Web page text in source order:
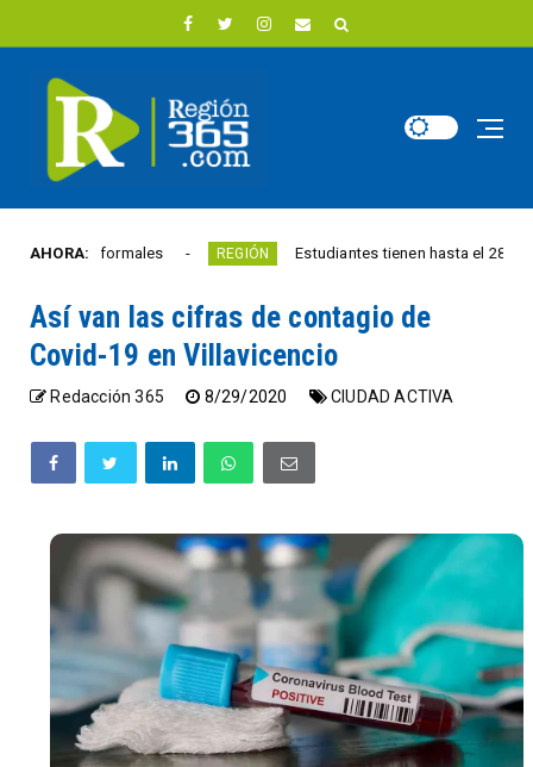
AHORA:
informales REGIÓN Estudiantes tienen hasta el 28 de agosto
Así van las cifras de contagio de
Covid-19 en Villavicencio
Redacción 365 8/29/2020 CIUDAD ACTIVA